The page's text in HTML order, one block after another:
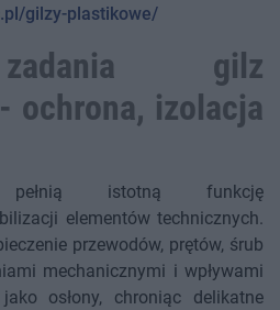
gilzy-plastikowe/
gilz
ochrona, izolacja
istotną funkcję
elementów technicznych.
przewodów, prętów, śrub
mechanicznymi i wpływami
osłony, chroniąc delikatne